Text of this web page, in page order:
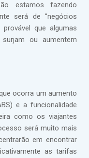
estamos fazendo
será de "negócios
que algumas
ou aumentem
ocorra um aumento
e a funcionalidade
como os viajantes
será muito mais
em encontrar
as tarifas